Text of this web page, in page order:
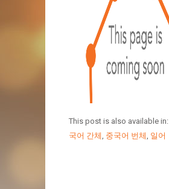
This post is also available in:
국어 간체, 중국어 번체, 일어